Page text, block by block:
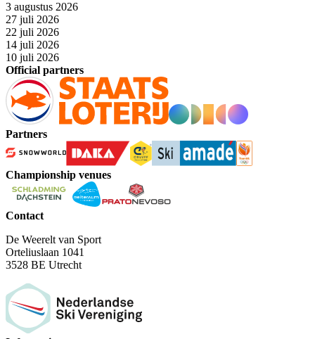
3 augustus 2026
27 juli 2026
22 juli 2026
14 juli 2026
10 juli 2026
Official partners
Partners
Championship venues
Contact
De Weerelt van Sport
Orteliuslaan 1041
3528 BE Utrecht